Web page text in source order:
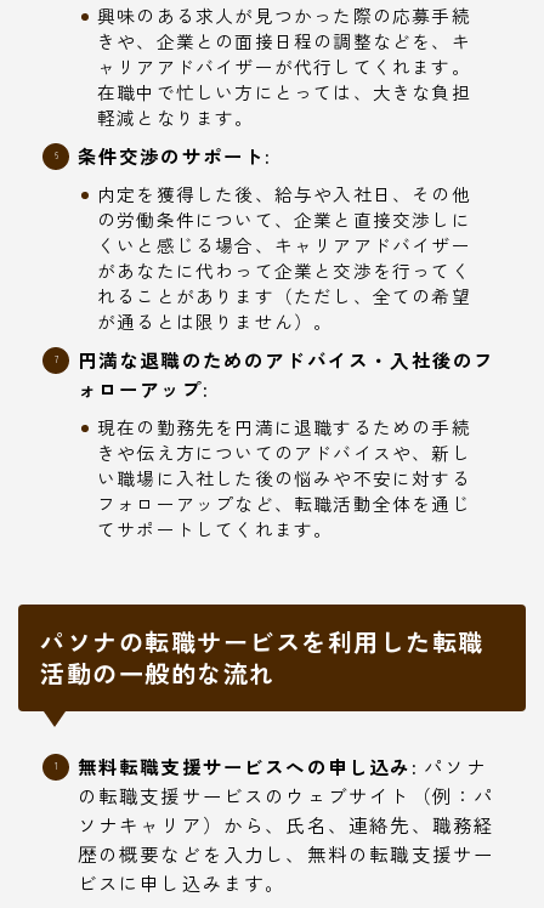
興味のある求人が見つかった際の応募手続
きや、企業との面接日程の調整などを、キ
ャリアアドバイザーが代行してくれます。
在職中で忙しい方にとっては、大きな負担
軽減となります。
条件交渉のサポート:
内定を獲得した後、給与や入社日、その他
の労働条件について、企業と直接交渉しに
くいと感じる場合、キャリアアドバイザー
があなたに代わって企業と交渉を行ってく
れることがあります（ただし、全ての希望
が通るとは限りません）。
円満な退職のためのアドバイス・入社後のフ
ォローアップ:
現在の勤務先を円満に退職するための手続
きや伝え方についてのアドバイスや、新し
い職場に入社した後の悩みや不安に対する
フォローアップなど、転職活動全体を通じ
てサポートしてくれます。
パソナの転職サービスを利用した転職
活動の一般的な流れ
無料転職支援サービスへの申し込み: パソナ
の転職支援サービスのウェブサイト（例：パ
ソナキャリア）から、氏名、連絡先、職務経
歴の概要などを入力し、無料の転職支援サー
ビスに申し込みます。